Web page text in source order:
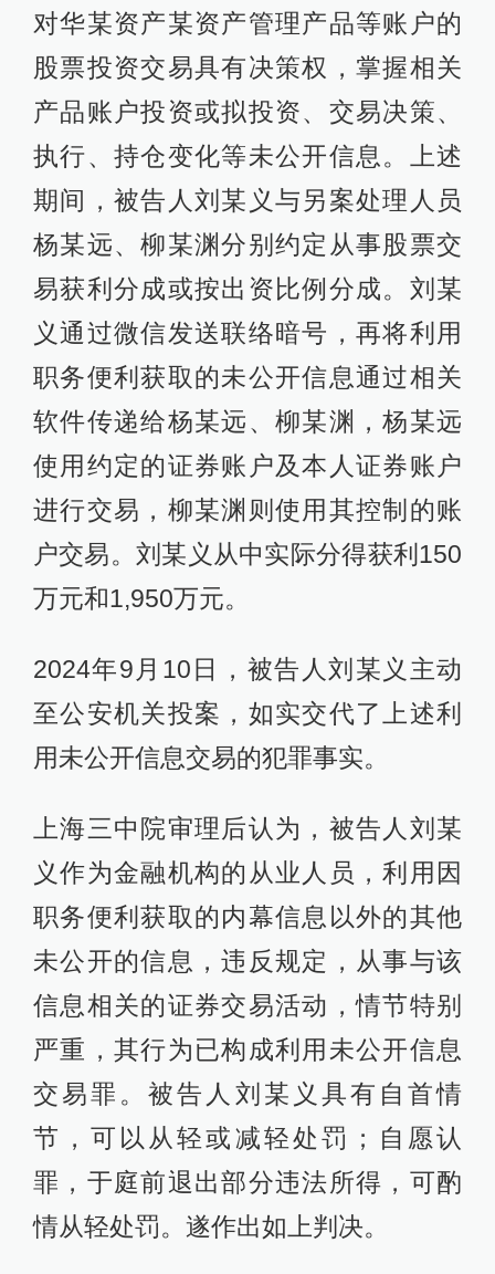
对华某资产某资产管理产品等账户的
股票投资交易具有决策权，掌握相关
产品账户投资或拟投资、交易决策、
执行、持仓变化等未公开信息。上述
期间，被告人刘某义与另案处理人员
杨某远、柳某渊分别约定从事股票交
易获利分成或按出资比例分成。刘某
义通过微信发送联络暗号，再将利用
职务便利获取的未公开信息通过相关
软件传递给杨某远、柳某渊，杨某远
使用约定的证券账户及本人证券账户
进行交易，柳某渊则使用其控制的账
户交易。刘某义从中实际分得获利150
万元和1,950万元。
2024年9月10日，被告人刘某义主动
至公安机关投案，如实交代了上述利
用未公开信息交易的犯罪事实。
上海三中院审理后认为，被告人刘某
义作为金融机构的从业人员，利用因
职务便利获取的内幕信息以外的其他
未公开的信息，违反规定，从事与该
信息相关的证券交易活动，情节特别
严重，其行为已构成利用未公开信息
交易罪。被告人刘某义具有自首情
节，可以从轻或减轻处罚；自愿认
罪，于庭前退出部分违法所得，可酌
情从轻处罚。遂作出如上判决。